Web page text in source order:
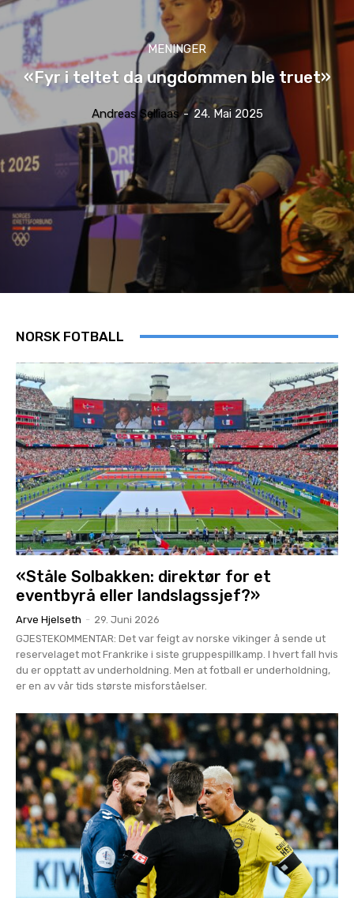
MENINGER
«Fyr i teltet da ungdommen ble truet»
Andreas Selliaas - 24. Mai 2025
NORSK FOTBALL
«Ståle Solbakken: direktør for et
eventbyrå eller landslagssjef?»
Arve Hjelseth - 29. Juni 2026
GJESTEKOMMENTAR: Det var feigt av norske vikinger å sende ut
reservelaget mot Frankrike i siste gruppespillkamp. I hvert fall hvis
du er opptatt av underholdning. Men at fotball er underholdning,
er en av vår tids største misforståelser.